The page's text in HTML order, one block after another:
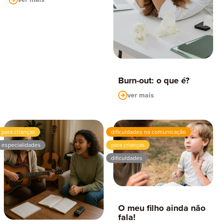
Burn-out: o que é?
ver mais
para crianças
especialidades
dificuldades na comunicação
para crianças
dificuldades
O meu filho ainda não
fala!